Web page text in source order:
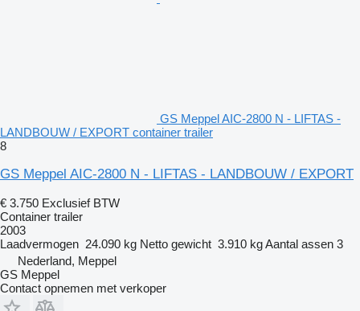
GS Meppel AIC-2800 N - LIFTAS -
LANDBOUW / EXPORT container trailer
8
GS Meppel AIC-2800 N - LIFTAS - LANDBOUW / EXPORT
€ 3.750 Exclusief BTW
Container trailer
2003
Laadvermogen 24.090 kg Netto gewicht 3.910 kgAantal assen 3
Nederland, Meppel
GS Meppel
Contact opnemen met verkoper